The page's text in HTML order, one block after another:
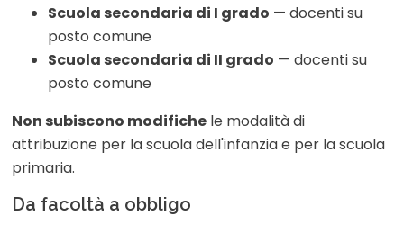
Scuola secondaria di I grado — docenti su
posto comune
Scuola secondaria di II grado — docenti su
posto comune
Non subiscono modifiche le modalità di
attribuzione per la scuola dell'infanzia e per la scuola
primaria.
Da facoltà a obbligo